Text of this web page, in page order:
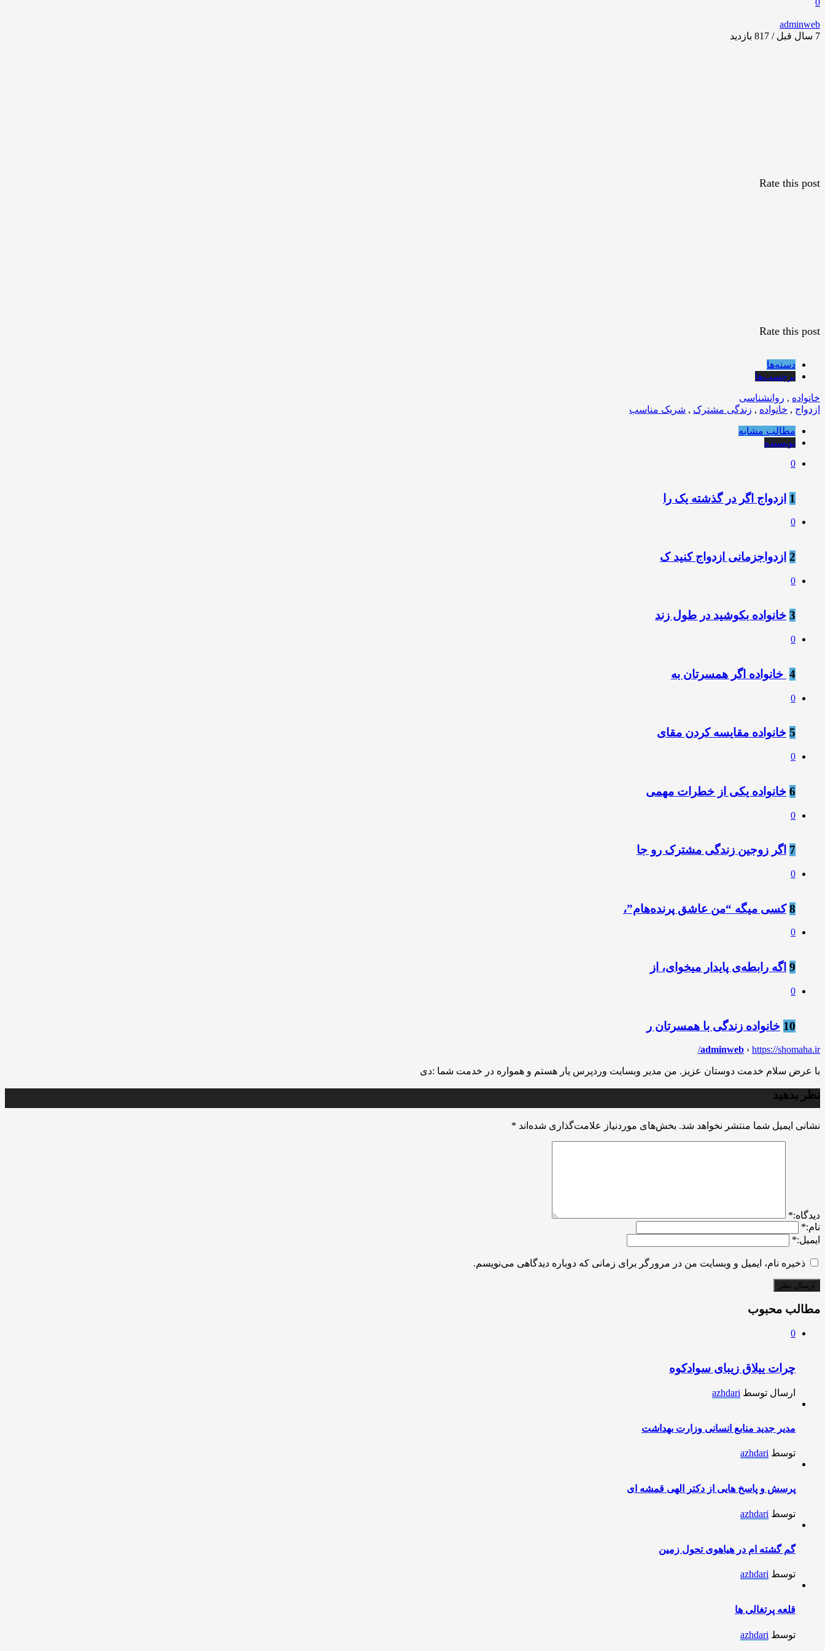
adminweb
7 سال قبل / 817
بازدید
Rate this post
Rate this post
دسته‌ها
برچسب‌ها
خانواده , روانشناسی
ازدواج , خانواده , زندگی مشترک , شریک مناسب
مطالب مشابه
نویسنده
0
1 ازدواج اگر در گذشته یک را
0
2 ازدواجزمانی ازدواج کنید ک
0
3 خانواده بکوشید در طول زند
0
4 ‍ خانواده اگر همسرتان به
0
5 خانواده مقایسه کردن مقای
0
6 خانواده یکی از خطرات مهمی
0
7 ️اگر زوجین زندگی مشترک رو جا
0
8 کسی میگه “من عاشق پرنده‌هام”،
0
9 اگه رابطه‌ی پایدار میخوای، از
0
10 خانواده زندگی با همسرتان ر
adminweb › https://shomaha.ir/
با عرض سلام خدمت دوستان عزیز. من مدیر وبسایت وردپرس یار هستم و همواره در خدمت شما :دی
نظر بدهید
نشانی ایمیل شما منتشر نخواهد شد. بخش‌های موردنیاز علامت‌گذاری شده‌اند *
ديدگاه:*
نام:*
ایمیل:*
ذخیره نام، ایمیل و وبسایت من در مرورگر برای زمانی که دوباره دیدگاهی می‌نویسم.
مطالب محبوب
0
چرات ییلاق زیبای سوادکوه
ارسال توسط azhdari
مدیر جدید منابع انسانی وزارت بهداشت
توسط azhdari
پرسش و پاسخ هایی از دکتر الهی قمشه ای
توسط azhdari
گم گشته ام در هیاهوی تحول زمین
توسط azhdari
قلعه پرتغالی ها
توسط azhdari